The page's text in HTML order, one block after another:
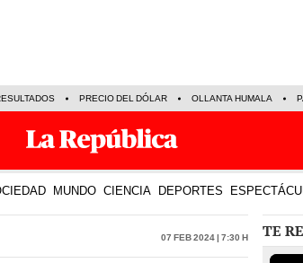
PRECIO DEL DÓLAR OLLANTA HUMALA
MUNDO CIENCIA DEPORTES
07 Feb 2024 | 7:30 h TE